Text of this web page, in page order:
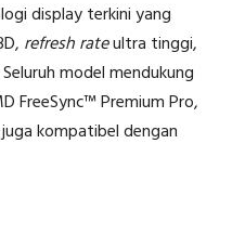
display terkini yang
refresh rateultra tinggi,
model mendukung
FreeSync™ Premium Pro,
kompatibel dengan